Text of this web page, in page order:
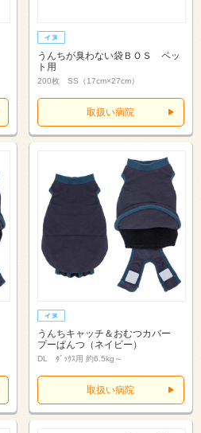
うんちが臭わない袋ＢＯＳ ペッ
ト用
200枚 SS（17cm×27cm）
取扱い病院
うんちキャッチ＆おむつカバー
プーぱんつ（ネイビー）
DL ﾀﾞｯｸｽ用 約6.5kg～
取扱い病院